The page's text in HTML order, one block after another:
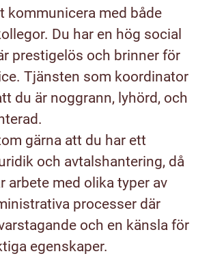
kommunicera med både
Du har en hög social
prestigelös och brinner för
Tjänsten som koordinator
du är noggrann, lyhörd, och
gärna att du har ett
och avtalshantering, då
arbete med olika typer av
processer där
och en känsla för
egenskaper.